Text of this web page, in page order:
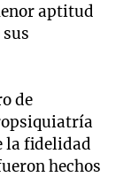
aptitud
de
la fidelidad
hechos